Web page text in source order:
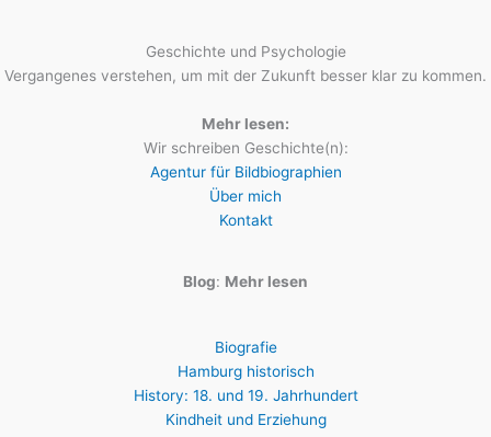
Geschichte und Psychologie
Vergangenes verstehen, um mit der Zukunft besser klar zu kommen.
Mehr lesen:
Wir schreiben Geschichte(n):
Agentur für Bildbiographien
Über mich
Kontakt
Blog: Mehr lesen
Biografie
Hamburg historisch
History: 18. und 19. Jahrhundert
Kindheit und Erziehung